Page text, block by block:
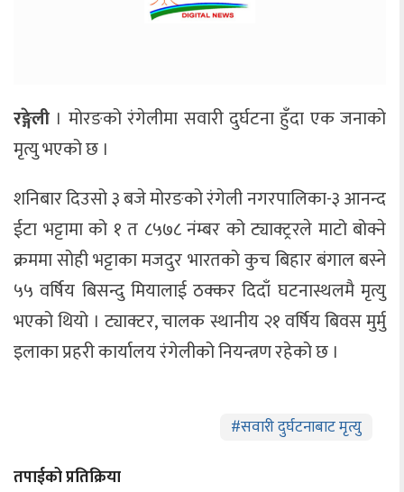
रङ्गेली । मोरङको रंगेलीमा सवारी दुर्घटना हुँदा एक जनाको
मृत्यु भएको छ ।
शनिबार दिउसो ३ बजे मोरङको रंगेली नगरपालिका-३ आनन्द
ईटा भट्टामा को १ त ८५७८ नंम्बर को ट्याक्ट्ररले माटो बोक्ने
क्रममा सोही भट्टाका मजदुर भारतको कुच बिहार बंगाल बस्ने
५५ वर्षिय बिसन्दु मियालाई ठक्कर दिदाँ घटनास्थलमै मृत्यु
भएको थियो । ट्याक्टर, चालक स्थानीय २१ वर्षिय बिवस मुर्मु
इलाका प्रहरी कार्यालय रंगेलीको नियन्त्रण रहेको छ ।
#सवारी दुर्घटनाबाट मृत्यु
तपाईको प्रतिक्रिया